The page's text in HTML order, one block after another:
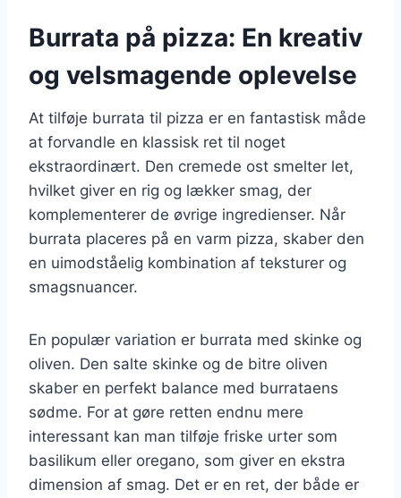
Burrata på pizza: En kreativ
og velsmagende oplevelse
At tilføje burrata til pizza er en fantastisk måde
at forvandle en klassisk ret til noget
ekstraordinært. Den cremede ost smelter let,
hvilket giver en rig og lækker smag, der
komplementerer de øvrige ingredienser. Når
burrata placeres på en varm pizza, skaber den
en uimodståelig kombination af teksturer og
smagsnuancer.
En populær variation er burrata med skinke og
oliven. Den salte skinke og de bitre oliven
skaber en perfekt balance med burrataens
sødme. For at gøre retten endnu mere
interessant kan man tilføje friske urter som
basilikum eller oregano, som giver en ekstra
dimension af smag. Det er en ret, der både er